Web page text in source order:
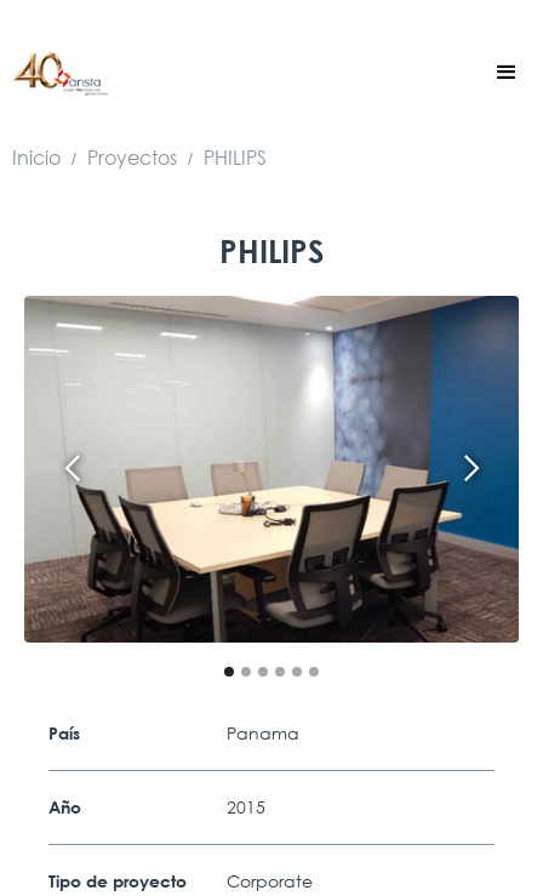
Inicio / Proyectos / PHILIPS
PHILIPS
País Panama
Año 2015
Tipo de proyecto Corporate